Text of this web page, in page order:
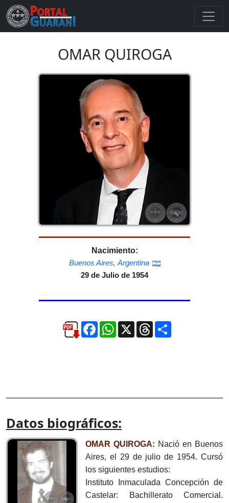
OMAR QUIROGA
Nacimiento:
Buenos Aires, Argentina
29 de Julio de 1954
FacebookWhatsApp
X ThreadsCompartir
Datos biográficos:
OMAR QUIROGA: Nació en Buenos
Aires, el 29 de julio de 1954. Cursó
los siguientes estudios:
Instituto Inmaculada Concepción de
Castelar: Bachillerato Comercial.